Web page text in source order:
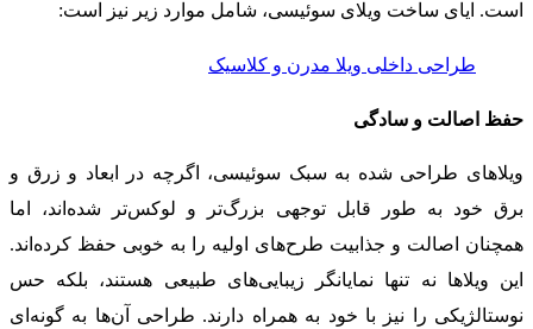
است. ایای ساخت ویلای سوئیسی، شامل موارد زیر نیز است:
طراحی داخلی ویلا مدرن و کلاسیک
حفظ اصالت و سادگی
ویلاهای طراحی شده به سبک سوئیسی، اگرچه در ابعاد و زرق و
برق خود به طور قابل توجهی بزرگ‌تر و لوکس‌تر شده‌اند، اما
همچنان اصالت و جذابیت طرح‌های اولیه را به خوبی حفظ کرده‌اند.
این ویلاها نه تنها نمایانگر زیبایی‌های طبیعی هستند، بلکه حس
نوستالژیکی را نیز با خود به همراه دارند. طراحی آن‌ها به گونه‌ای